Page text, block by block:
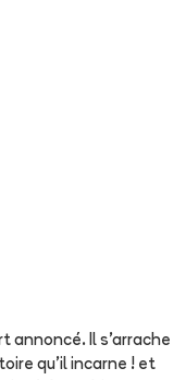
annoncé. Il s'arrache
qu'il incarne ! et